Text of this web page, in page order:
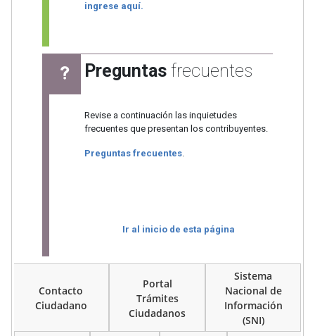
ingrese aquí.
Preguntasfrecuentes
Revise a continuación las inquietudes
frecuentes que presentan los contribuyentes.
Preguntas frecuentes.
Ir al inicio de esta página
Contacto
Ciudadano
Portal
Trámites
Ciudadanos
Sistema
Nacional de
Información
(SNI)